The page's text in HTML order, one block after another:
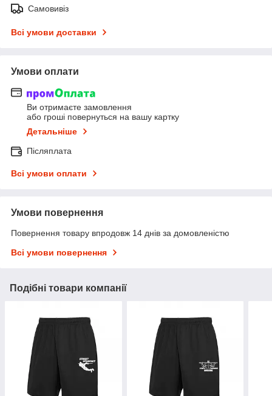
Самовивіз
Всі умови доставки
Умови оплати
Ви отримаєте замовлення
або гроші повернуться на вашу картку
Детальніше
Післяплата
Всі умови оплати
Умови повернення
Повернення товару впродовж 14 днів за домовленістю
Всі умови повернення
Подібні товари компанії